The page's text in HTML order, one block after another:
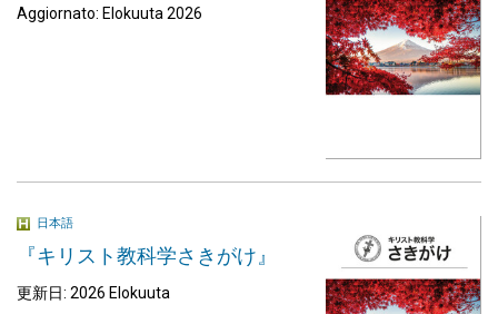
Aggiornato: Elokuuta 2026
日本語
『キリスト教科学さきがけ』
更新日: 2026 Elokuuta